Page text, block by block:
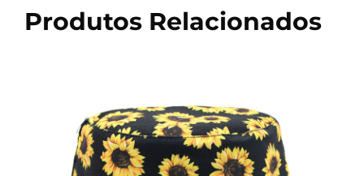
Produtos Relacionados